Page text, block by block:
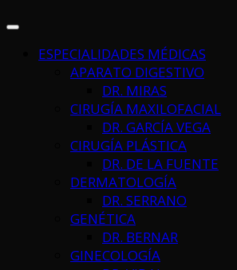
ESPECIALIDADES MÉDICAS
APARATO DIGESTIVO
DR. MIRAS
CIRUGÍA MAXILOFACIAL
DR. GARCÍA VEGA
CIRUGÍA PLÁSTICA
DR. DE LA FUENTE
DERMATOLOGÍA
DR. SERRANO
GENÉTICA
DR. BERNAR
GINECOLOGÍA